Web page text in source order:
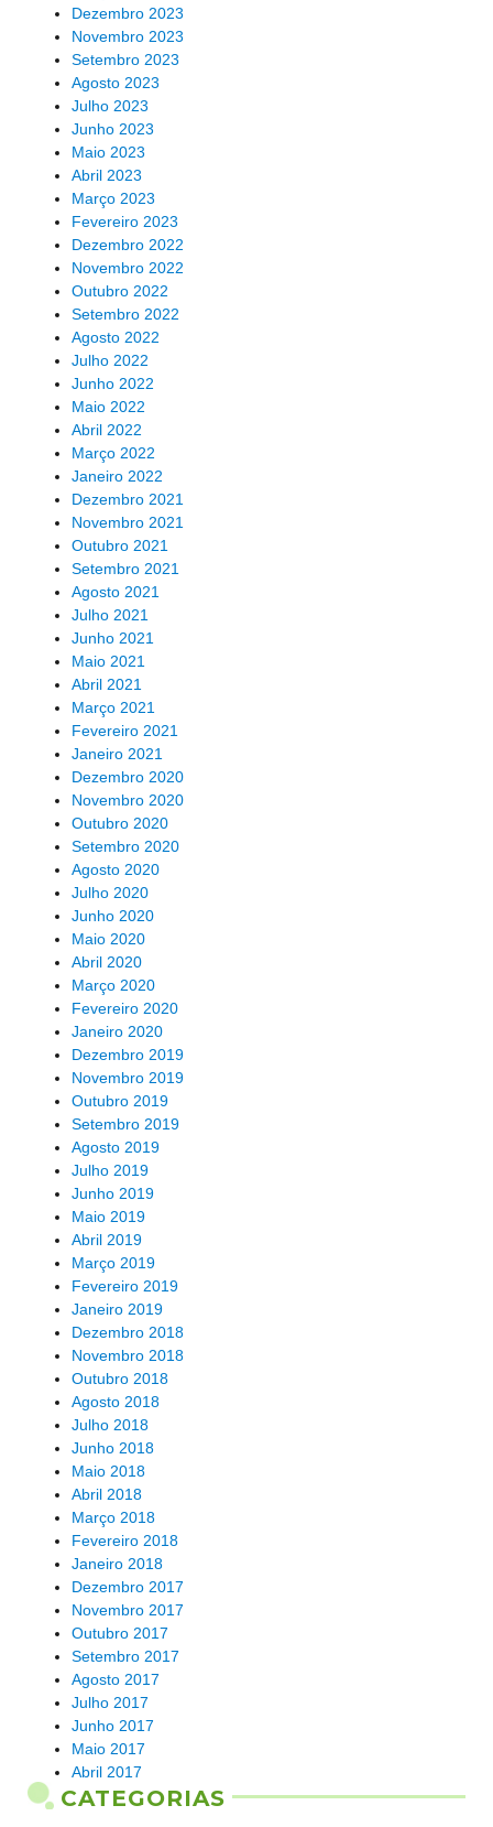
Dezembro 2023
Novembro 2023
Setembro 2023
Agosto 2023
Julho 2023
Junho 2023
Maio 2023
Abril 2023
Março 2023
Fevereiro 2023
Dezembro 2022
Novembro 2022
Outubro 2022
Setembro 2022
Agosto 2022
Julho 2022
Junho 2022
Maio 2022
Abril 2022
Março 2022
Janeiro 2022
Dezembro 2021
Novembro 2021
Outubro 2021
Setembro 2021
Agosto 2021
Julho 2021
Junho 2021
Maio 2021
Abril 2021
Março 2021
Fevereiro 2021
Janeiro 2021
Dezembro 2020
Novembro 2020
Outubro 2020
Setembro 2020
Agosto 2020
Julho 2020
Junho 2020
Maio 2020
Abril 2020
Março 2020
Fevereiro 2020
Janeiro 2020
Dezembro 2019
Novembro 2019
Outubro 2019
Setembro 2019
Agosto 2019
Julho 2019
Junho 2019
Maio 2019
Abril 2019
Março 2019
Fevereiro 2019
Janeiro 2019
Dezembro 2018
Novembro 2018
Outubro 2018
Agosto 2018
Julho 2018
Junho 2018
Maio 2018
Abril 2018
Março 2018
Fevereiro 2018
Janeiro 2018
Dezembro 2017
Novembro 2017
Outubro 2017
Setembro 2017
Agosto 2017
Julho 2017
Junho 2017
Maio 2017
Abril 2017
CATEGORIAS